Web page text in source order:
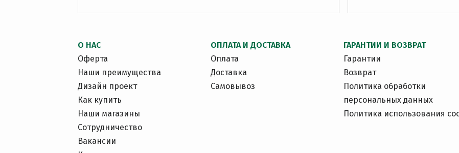
О НАС
Оферта
Наши преимущества
Дизайн проект
Как купить
Наши магазины
Сотрудничество
Вакансии
ОПЛАТА И ДОСТАВКА
Оплата
Доставка
Самовывоз
ГАРАНТИИ И ВОЗВРАТ
Гарантии
Возврат
Политика обработки
персональных данных
Политика использования